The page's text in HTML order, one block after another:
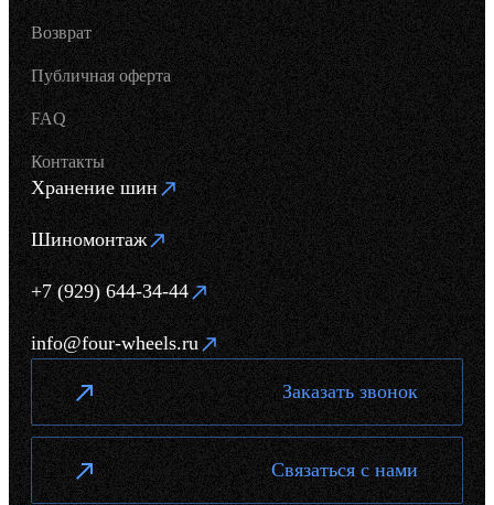
Возврат
Публичная оферта
FAQ
Контакты
Хранение шин
Шиномонтаж
+7 (929) 644-34-44
info@four-wheels.ru
Заказать звонок
Связаться с нами